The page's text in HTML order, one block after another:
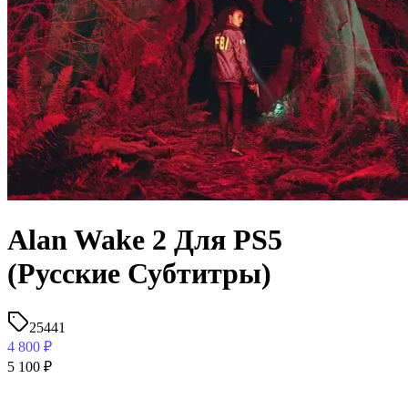
Alan Wake 2 Для PS5
(Русские Субтитры)
25441
4 800 ₽
5 100 ₽